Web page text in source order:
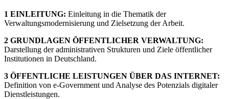
1 EINLEITUNG: Einleitung in die Thematik der
Verwaltungsmodernisierung und Zielsetzung der Arbeit.
2 GRUNDLAGEN ÖFFENTLICHER VERWALTUNG:
Darstellung der administrativen Strukturen und Ziele öffentlicher
Institutionen in Deutschland.
3 ÖFFENTLICHE LEISTUNGEN ÜBER DAS INTERNET:
Definition von e-Government und Analyse des Potenzials digitaler
Dienstleistungen.